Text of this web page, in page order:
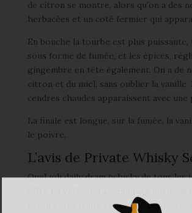
de citron se montre, alors qu’on a des
herbacées et un coté fermier qui
En bouche la tourbe est plus
sous forme de fumée, et les épices,
gingembre en tête également. On a de
citron et du miel, sans oublier la vanille.
cendres chaudes apparaissent avec une
La finale est longue, sur la fumée, la
le poivre.
L’avis de Private Whisky
Quel joli daily dram (whisky de tous les
profil entre fruité et céréale pour le